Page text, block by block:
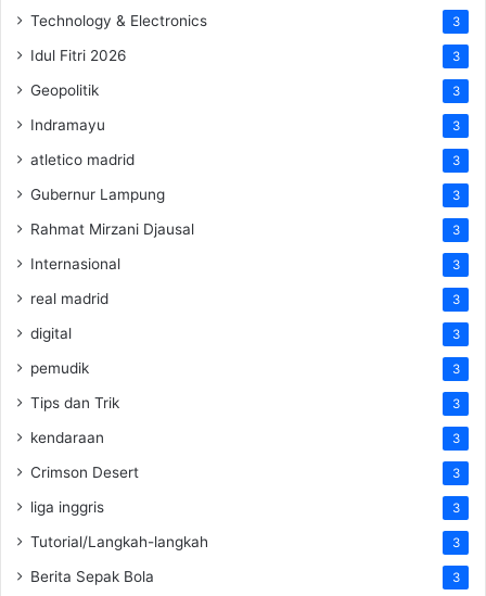
Technology & Electronics 3
Idul Fitri 2026 3
Geopolitik 3
Indramayu 3
atletico madrid 3
Gubernur Lampung 3
Rahmat Mirzani Djausal 3
Internasional 3
real madrid 3
digital 3
pemudik 3
Tips dan Trik 3
kendaraan 3
Crimson Desert 3
liga inggris 3
Tutorial/Langkah-langkah 3
Berita Sepak Bola 3